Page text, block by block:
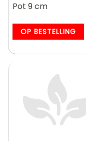
Pot 9 cm
OP BESTELLING